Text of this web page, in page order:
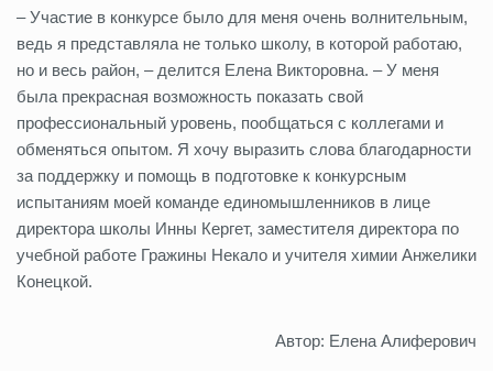
– Участие в конкурсе было для меня очень волнительным,
ведь я представляла не только школу, в которой работаю,
но и весь район, – делится Елена Викторовна. – У меня
была прекрасная возможность показать свой
профессиональный уровень, пообщаться с коллегами и
обменяться опытом. Я хочу выразить слова благодарности
за поддержку и помощь в подготовке к конкурсным
испытаниям моей команде единомышленников в лице
директора школы Инны Кергет, заместителя директора по
учебной работе Гражины Некало и учителя химии Анжелики
Конецкой.
Автор: Елена Алиферович